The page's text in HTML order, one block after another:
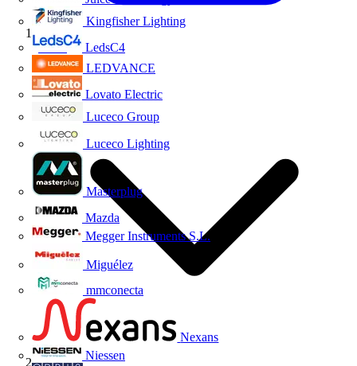
Kingfisher Lighting
LedsC4
LEDVANCE
Lovato Electric
Luceco Group
Luceco Lighting
Masterplug
Mazda
Megger Instruments S.L.
Miguélez
mmconecta
Nexans
Niessen
Inicio